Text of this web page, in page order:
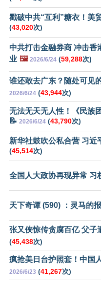
戳破中共“互利”糖衣！美
(43,020次)
中共打击金融券商 冲击香
业 🖼️ 2026/6/24 (59,288次)
谁还敢去广东？随处可见
2026/6/24 (43,944次)
无法无天无人性！《民族
📝 2026/6/24 (43,790次)
新华社鼓吹公私合营 习近
(45,514次)
全国人大政协再现异常 习
天下奇谭 (590) ：灵马的
张又侠惊传贪腐百亿 父子
(45,438次)
疯抢美日台护照套！中国
2026/6/23 (41,267次)